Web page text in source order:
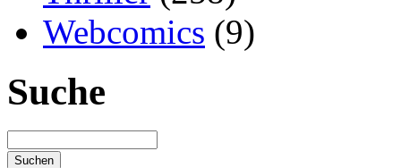
Webcomics (9)
Suche